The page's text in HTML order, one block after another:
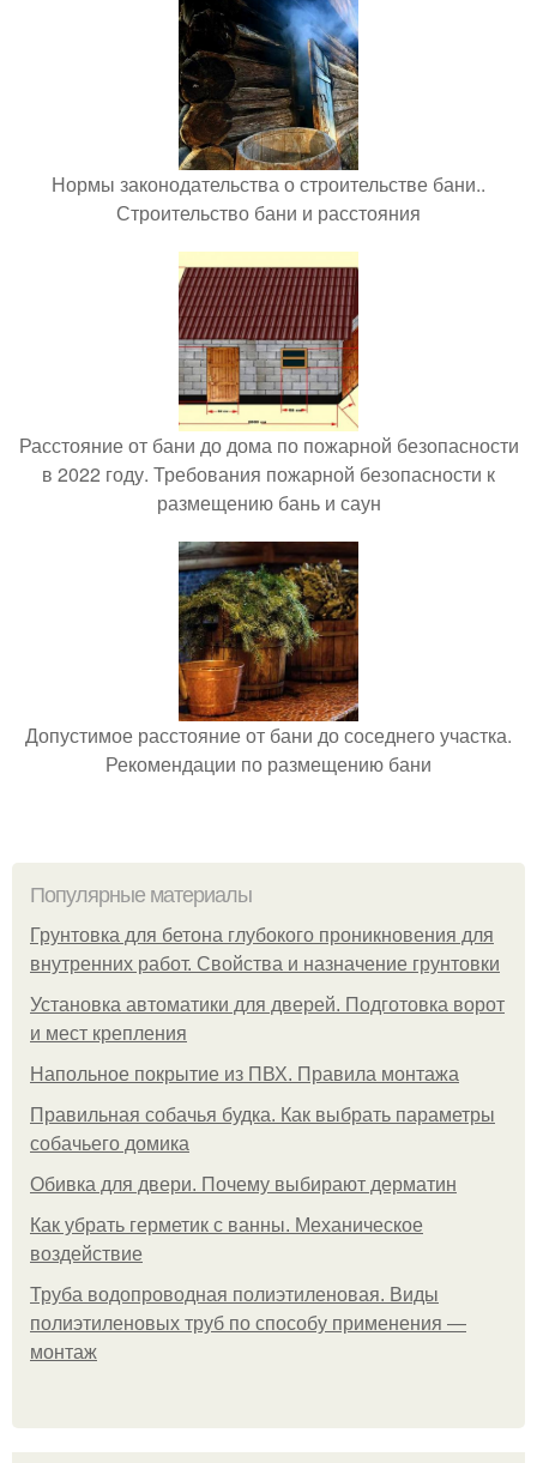
Нормы законодательства о строительстве бани..
Строительство бани и расстояния
Расстояние от бани до дома по пожарной безопасности
в 2022 году. Требования пожарной безопасности к
размещению бань и саун
Допустимое расстояние от бани до соседнего участка.
Рекомендации по размещению бани
Популярные материалы
Грунтовка для бетона глубокого проникновения для
внутренних работ. Свойства и назначение грунтовки
Установка автоматики для дверей. Подготовка ворот
и мест крепления
Напольное покрытие из ПВХ. Правила монтажа
Правильная собачья будка. Как выбрать параметры
собачьего домика
Обивка для двери. Почему выбирают дерматин
Как убрать герметик с ванны. Механическое
воздействие
Труба водопроводная полиэтиленовая. Виды
полиэтиленовых труб по способу применения —
монтаж